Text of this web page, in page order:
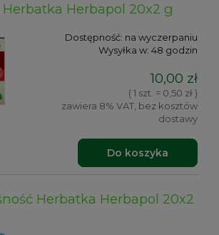
Herbapol 20x2 g
Dostępność: na wyczerpaniu
Wysyłka w: 48 godzin
10,00 zł
( 1 szt. = 0,50 zł )
zawiera 8% VAT, bez kosztów
dostawy
Do koszyka
Herbatka Herbapol 20x2